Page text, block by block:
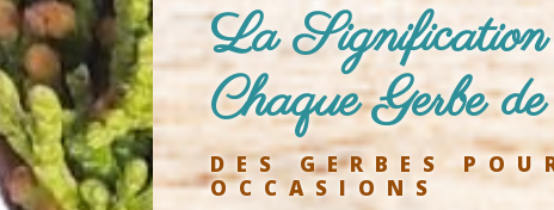
La
Chaque Gerbe
DES GERBES
OCCASIONS